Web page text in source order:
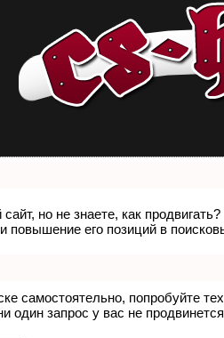
но не знаете, как
повышение его позиций в
самостоятельно, попробуйте
один запрос у вас не